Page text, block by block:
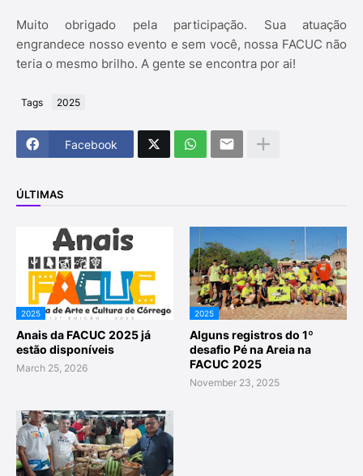
Muito obrigado pela participação. Sua atuação
engrandece nosso evento e sem você, nossa FACUC não
teria o mesmo brilho. A gente se encontra por ai!
Tags 2025
Facebook
ÚLTIMAS
2025
Anais da FACUC 2025 já
estão disponíveis
March 25, 2026
2025
Alguns registros do 1º
desafio Pé na Areia na
FACUC 2025
November 23, 2025